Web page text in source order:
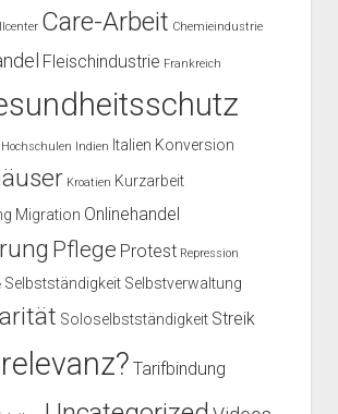
Care-Arbeit Chemieindustrie
Fleischindustrie Frankreich
Hochschulen Indien Italien Konversion
Kroatien Kurzarbeit
Migration Onlinehandel
Pflege Protest Repression
Selbstständigkeit Selbstverwaltung
Soloselbstständigkeit Streik
Tarifbindung